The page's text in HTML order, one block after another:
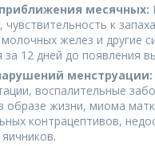
месячных:
чувствительность к
молочных желез и другие
за 12 дней до появления
менструации:
воспалительные
образе жизни, миома
контрацептивов,